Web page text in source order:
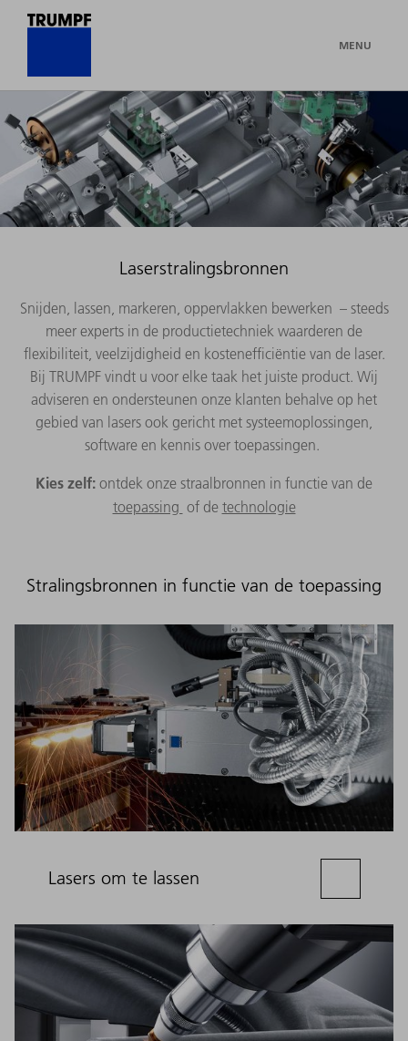
MENU
Laserstralingsbronnen
Snijden, lassen, markeren, oppervlakken bewerken – steeds
meer experts in de productietechniek waarderen de
flexibiliteit, veelzijdigheid en kostenefficiëntie van de laser.
Bij TRUMPF vindt u voor elke taak het juiste product. Wij
adviseren en ondersteunen onze klanten behalve op het
gebied van lasers ook gericht met systeemoplossingen,
software en kennis over toepassingen.
Kies zelf: ontdek onze straalbronnen in functie van de
toepassing of de technologie
Stralingsbronnen in functie van de toepassing
Lasers om te lassen